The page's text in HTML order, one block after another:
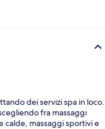
dei servizi spa in loco.
fra massaggi
calde, massaggi sportivi e